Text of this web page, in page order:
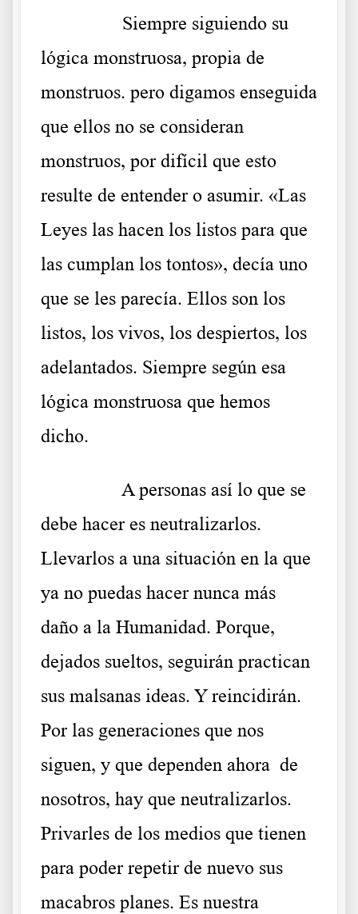
Siempre siguiendo su
lógica monstruosa, propia de
monstruos. pero digamos enseguida
que ellos no se consideran
monstruos, por difícil que esto
resulte de entender o asumir. «Las
Leyes las hacen los listos para que
las cumplan los tontos», decía uno
que se les parecía. Ellos son los
listos, los vivos, los despiertos, los
adelantados. Siempre según esa
lógica monstruosa que hemos
dicho.
A personas así lo que se
debe hacer es neutralizarlos.
Llevarlos a una situación en la que
ya no puedas hacer nunca más
daño a la Humanidad. Porque,
dejados sueltos, seguirán practican
sus malsanas ideas. Y reincidirán.
Por las generaciones que nos
siguen, y que dependen ahora de
nosotros, hay que neutralizarlos.
Privarles de los medios que tienen
para poder repetir de nuevo sus
macabros planes. Es nuestra